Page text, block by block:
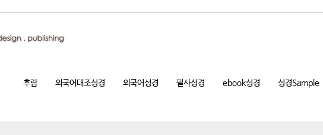
후람 외국어대조성경 외국어성경 필사성경 ebook성경 성경Sample